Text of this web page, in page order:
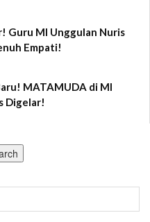
Guru MI Unggulan Nuris
Empati!
MATAMUDA di MI
Digelar!